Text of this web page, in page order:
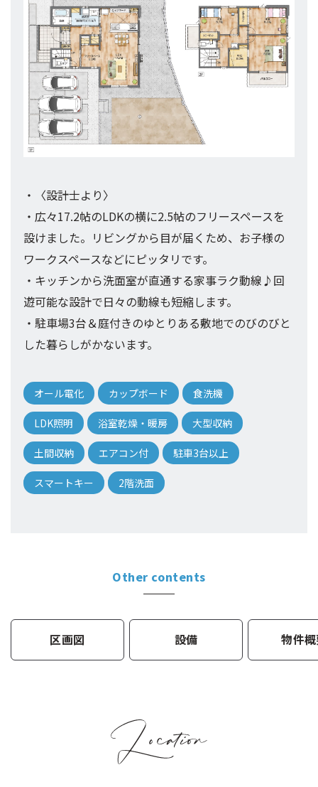
・〈設計士より〉
・広々17.2帖のLDKの横に2.5帖のフリースペースを
設けました。リビングから目が届くため、お子様の
ワークスペースなどにピッタリです。
・キッチンから洗面室が直通する家事ラク動線♪回
遊可能な設計で日々の動線も短縮します。
・駐車場3台＆庭付きのゆとりある敷地でのびのびと
した暮らしがかないます。
オール電化 カップボード 食洗機
LDK照明 浴室乾燥・暖房 大型収納
土間収納 エアコン付 駐車3台以上
スマートキー 2階洗面
Other contents
区画図 設備 物件